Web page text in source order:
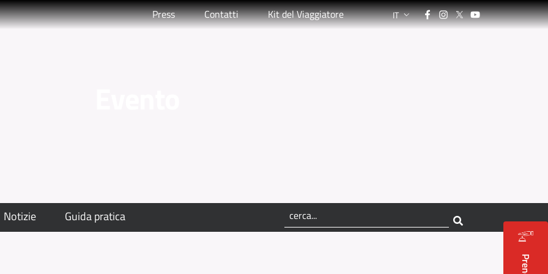
Press Contatti Kit del Viaggiatore LANGUAGE SWITCHER: CURRENT
IT Facebook
Instagram
TwitterYouTube
Notizie Guida pratica